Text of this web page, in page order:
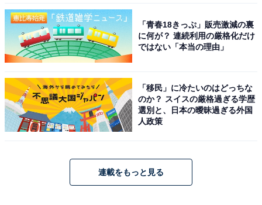
乳白色の濃厚な硫黄泉が素晴らしく肌がすべすべに
なる
高台からの景色が抜群で福島市内の夜景や朝日が非
常に美しい
スタッフの接客が親切丁寧でホスピタリティを感じ
「青春18きっぷ」販売激減の裏
に何が？ 連続利用の厳格化だけ
ではない「本当の理由」
「移民」に冷たいのはどっちな
のか？ スイスの厳格過ぎる学歴
選別と、日本の曖昧過ぎる外国
人政策
連載をもっと見る